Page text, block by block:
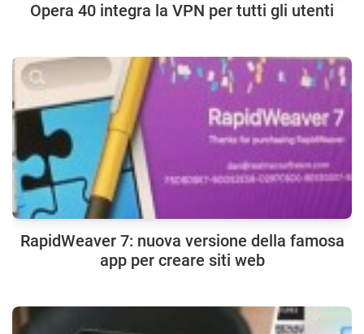
Opera 40 integra la VPN per tutti gli utenti
RapidWeaver 7: nuova versione della famosa
app per creare siti web